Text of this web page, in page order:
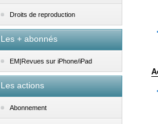
Droits de reproduction
Les + abonnés
EM|Revues sur iPhone/iPad
Les actions
Abonnement